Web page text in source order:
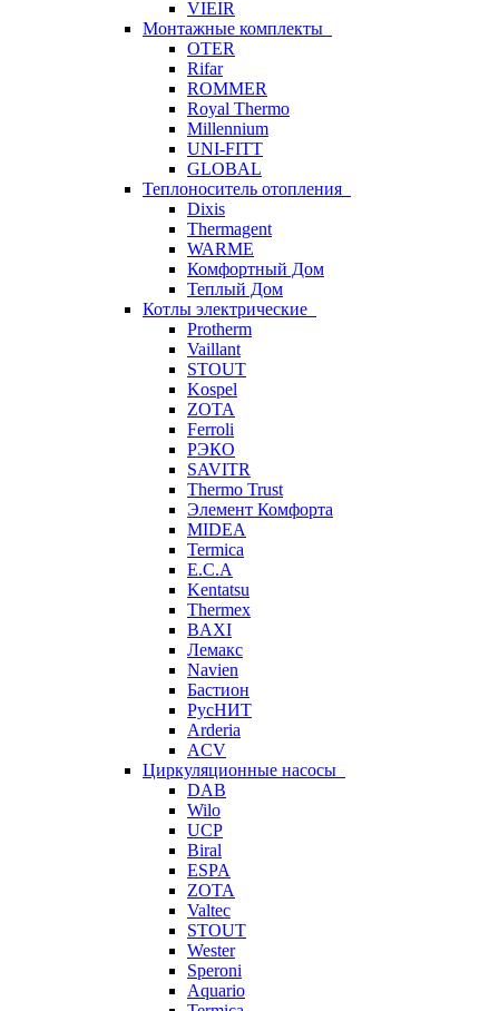
VIEIR
Монтажные комплекты
OTER
Rifar
ROMMER
Royal Thermo
Millennium
UNI-FITT
GLOBAL
Теплоноситель отопления
Dixis
Thermagent
WARME
Комфортный Дом
Теплый Дом
Котлы электрические
Protherm
Vaillant
STOUT
Kospel
ZOTA
Ferroli
РЭКО
SAVITR
Thermo Trust
Элемент Комфорта
MIDEA
Termica
E.C.A
Kentatsu
Thermex
BAXI
Лемакс
Navien
Бастион
РусНИТ
Arderia
ACV
Циркуляционные насосы
DAB
Wilo
UCP
Biral
ESPA
ZOTA
Valtec
STOUT
Wester
Speroni
Aquario